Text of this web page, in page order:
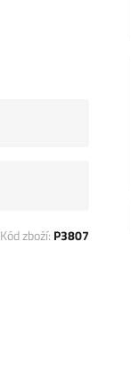
Kód zboží: P3807